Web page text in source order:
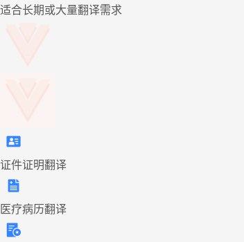
适合长期或大量翻译需求
证件证明翻译
医疗病历翻译